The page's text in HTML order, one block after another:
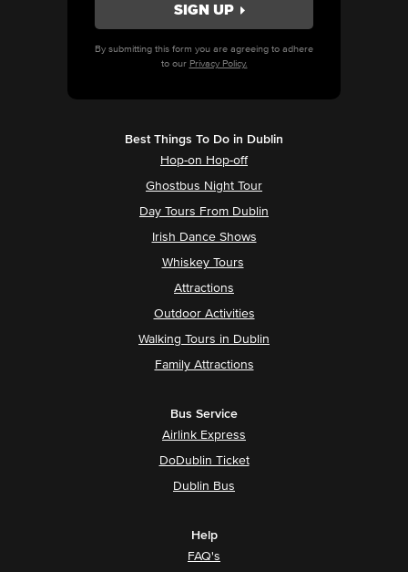
By submitting this form you are agreeing to adhere
to our Privacy Policy.
Best Things To Do in Dublin
Hop-on Hop-off
Ghostbus Night Tour
Day Tours From Dublin
Irish Dance Shows
Whiskey Tours
Attractions
Outdoor Activities
Walking Tours in Dublin
Family Attractions
Bus Service
Airlink Express
DoDublin Ticket
Dublin Bus
Help
FAQ's